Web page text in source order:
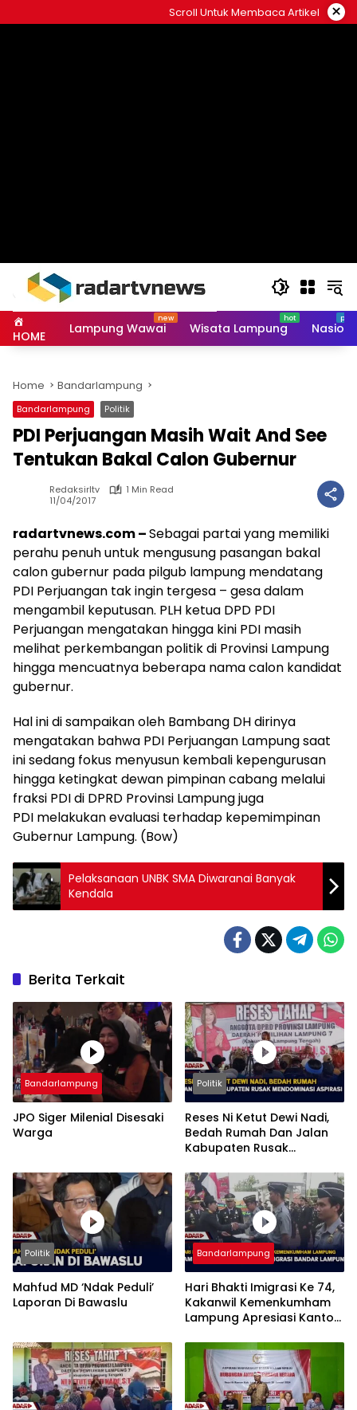
to
Scroll Untuk Membaca Artikel ×
HOME Lampung Wawai Wisata Lampung
Home Bandarlampung
Bandarlampung Politik
PDI Perjuangan Masih Wait And See
Tentukan Bakal Calon Gubernur
Redaksirltv
1 Min Read
11/04/2017
radartvnews.com –Sebagai partai yang memiliki
perahu penuh untuk mengusung pasangan bakal
calon gubernur pada pilgub lampung mendatang
PDI Perjuangan tak ingin tergesa – gesa dalam
mengambil keputusan. PLH ketua DPD PDI
Perjuangan mengatakan hingga kini PDI masih
melihat perkembangan politik di Provinsi Lampung
hingga mencuatnya beberapa nama calon kandidat
gubernur.
Hal ini di sampaikan oleh Bambang DH dirinya
mengatakan bahwa PDI Perjuangan Lampung saat
ini sedang fokus menyusun kembali kepengurusan
hingga ketingkat dewan pimpinan cabang melalui
fraksi PDI di DPRD Provinsi Lampung juga
PDI melakukan evaluasi terhadap kepemimpinan
Gubernur Lampung. (Bow)
Pelaksanaan UNBK SMA Diwaranai Banyak
Kendala
Berita Terkait
Bandarlampung
JPO Siger Milenial Disesaki
Warga
Politik
Reses Ni Ketut Dewi Nadi,
Bedah Rumah Dan Jalan
Kabupaten Rusak
Politik
Mahfud MD ‘Ndak Peduli’
Laporan Di Bawaslu
Bandarlampung
Hari Bhakti Imigrasi Ke 74,
Kakanwil Kemenkumham
Lampung Apresiasi Kantor